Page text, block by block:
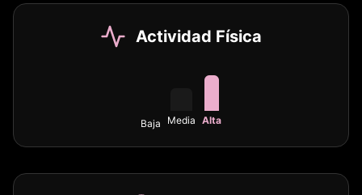
Actividad Física
Baja Media Alta